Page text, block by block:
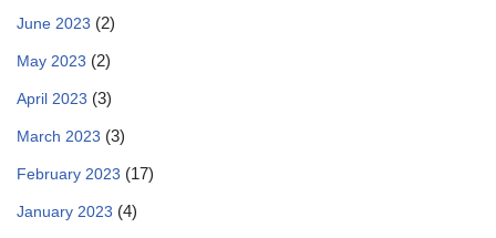
June 2023 (2)
May 2023 (2)
April 2023 (3)
March 2023 (3)
February 2023 (17)
January 2023 (4)